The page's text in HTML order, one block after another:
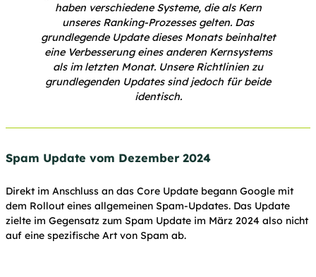
haben verschiedene Systeme, die als Kern
unseres Ranking-Prozesses gelten. Das
grundlegende Update dieses Monats beinhaltet
eine Verbesserung eines anderen Kernsystems
als im letzten Monat. Unsere Richtlinien zu
grundlegenden Updates sind jedoch für beide
identisch.
Spam Update vom Dezember 2024
Direkt im Anschluss an das Core Update begann Google mit
dem Rollout eines allgemeinen Spam-Updates. Das Update
zielte im Gegensatz zum Spam Update im März 2024 also nicht
auf eine spezifische Art von Spam ab.